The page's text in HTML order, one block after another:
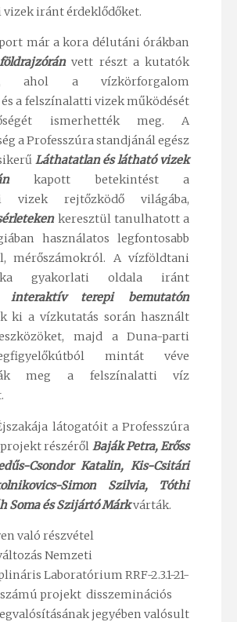
iránt érdeklődőket.
már a kora délutáni órákban
vett részt a kutatók
ahol a vízkörforgalom
a felszínalatti vizek működését
ismerhették meg. A
a Professzúra standjánál egész
Láthatatlan és látható vizek
kapott betekintést a
vizek rejtőzködő világába,
keresztül tanulhatott a
használatos legfontosabb
mérőszámokról. A vízföldtani
gyakorlati oldala iránt
interaktív terepi bemutatón
ki a vízkutatás során használt
majd a Duna-parti
mintát véve
meg a felszínalatti víz
látogatóit a Professzúra
projekt részéről Baják Petra, Erőss
Csondor Katalin, Kis-Csitári
Simon Szilvia, Tóthi
Soma és Szijártó Márkvárták.
való részvétel
Nemzeti
Laboratórium RRF-2.3.1-21-
számú projekt disszeminációs
jegyében valósult